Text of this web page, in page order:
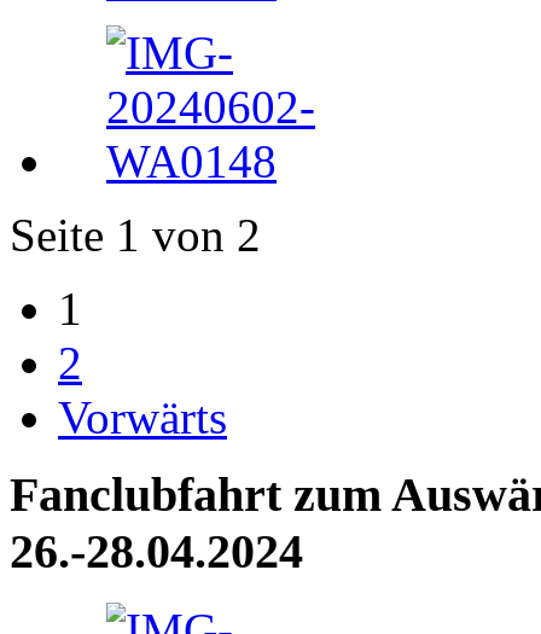
Seite 1 von 2
1
2
Vorwärts
Fanclubfahrt zum
26.-28.04.2024